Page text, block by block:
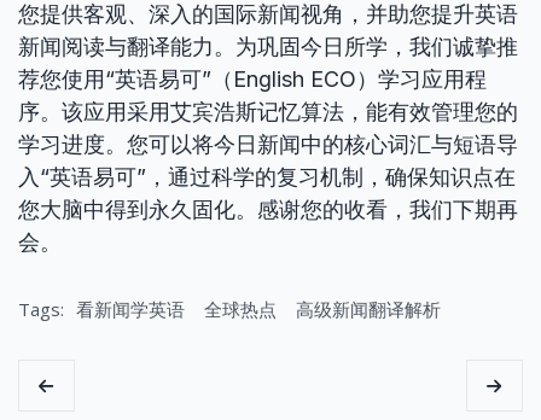
您提供客观、深入的国际新闻视角，并助您提升英语
新闻阅读与翻译能力。为巩固今日所学，我们诚挚推
荐您使用“英语易可”（English ECO）学习应用程
序。该应用采用艾宾浩斯记忆算法，能有效管理您的
学习进度。您可以将今日新闻中的核心词汇与短语导
入“英语易可”，通过科学的复习机制，确保知识点在
您大脑中得到永久固化。感谢您的收看，我们下期再
会。
Tags: 看新闻学英语 全球热点 高级新闻翻译解析